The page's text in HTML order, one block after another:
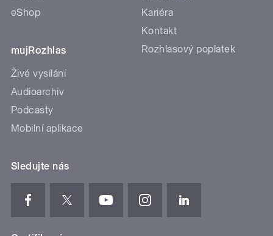
eShop
mujRozhlas
Živé vysílání
Audioarchiv
Podcasty
Mobilní aplikace
Kariéra
Kontakt
Rozhlasový poplatek
Sledujte nás